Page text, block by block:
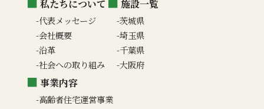
私たちについて
代表メッセージ
会社概要
沿革
社会への取り組み
施設一覧
茨城県
埼玉県
千葉県
大阪府
事業内容
高齢者住宅運営事業